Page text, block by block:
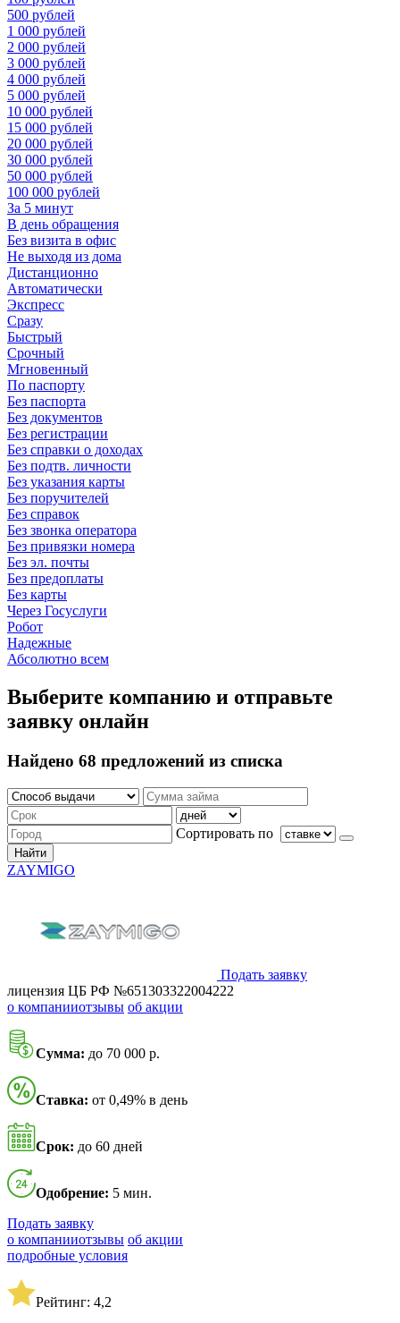
500 рублей
1 000 рублей
2 000 рублей
3 000 рублей
4 000 рублей
5 000 рублей
10 000 рублей
15 000 рублей
20 000 рублей
30 000 рублей
50 000 рублей
100 000 рублей
За 5 минут
В день обращения
Без визита в офис
Не выходя из дома
Дистанционно
Автоматически
Экспресс
Сразу
Быстрый
Срочный
Мгновенный
По паспорту
Без паспорта
Без документов
Без регистрации
Без справки о доходах
Без подтв. личности
Без указания карты
Без поручителей
Без справок
Без звонка оператора
Без привязки номера
Без эл. почты
Без предоплаты
Без карты
Через Госуслуги
Робот
Надежные
Абсолютно всем
Выберите компанию и отправьте
заявку онлайн
Найдено 68 предложений из списка
Сортировать по
Найти
ZAYMIGO
Подать заявку
лицензия ЦБ РФ №651303322004222
о компанииотзывы об акции
Сумма: до 70 000 р.
Ставка: от 0,49% в день
Срок: до 60 дней
Одобрение: 5 мин.
Подать заявку
о компанииотзывы об акции
подробные условия
Рейтинг: 4,2